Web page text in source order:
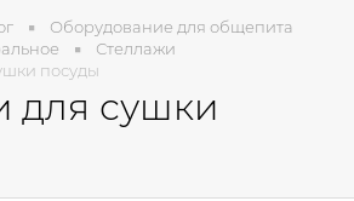
Оборудование для общепита
Стеллажи
посуды
для сушки